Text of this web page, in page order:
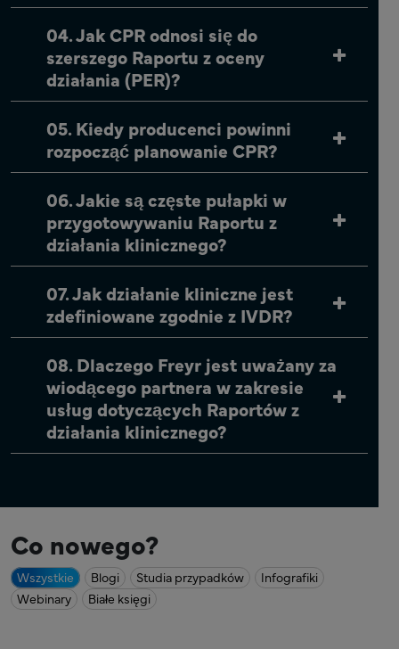
04. Jak CPR odnosi się do
szerszego Raportu z oceny
działania (PER)?
05. Kiedy producenci powinni
rozpocząć planowanie CPR?
06. Jakie są częste pułapki w
przygotowywaniu Raportu z
działania klinicznego?
07. Jak działanie kliniczne jest
zdefiniowane zgodnie z IVDR?
08. Dlaczego Freyr jest uważany za
wiodącego partnera w zakresie
usług dotyczących Raportów z
działania klinicznego?
Co nowego?
Wszystkie Blogi Studia przypadków
Infografiki
Webinary
Białe księgi